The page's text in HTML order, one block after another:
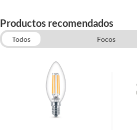
Productos recomendados
Todos Focos
Lámparas de Plafón
Lámparas de Sobreponer